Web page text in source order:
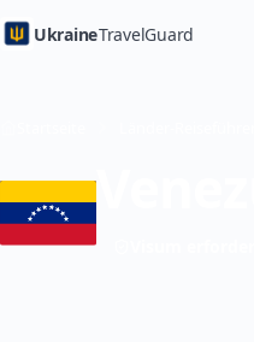
UkraineTravelGuard